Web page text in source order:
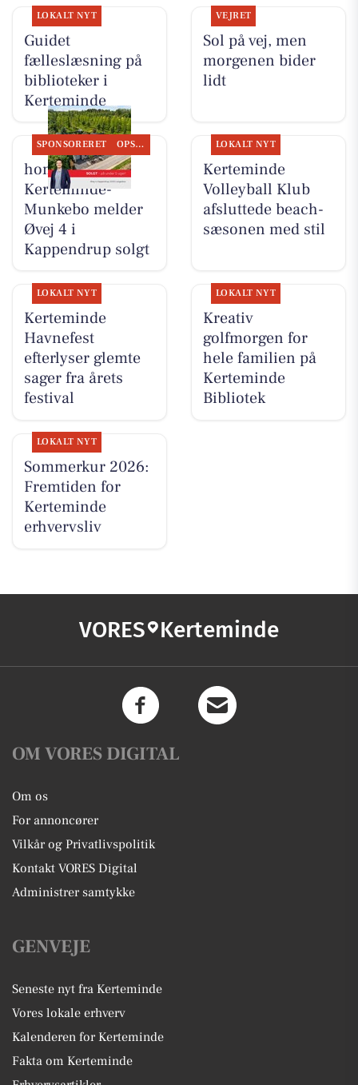
LOKALT NYT
Guidet
fælleslæsning på
biblioteker i
Kerteminde
VEJRET
Sol på vej, men
morgenen bider
lidt
SPONSORERET OPSLAGSTAVLEN
home
Kerteminde-
Munkebo melder
Øvej 4 i
Kappendrup solgt
LOKALT NYT
Kerteminde
Volleyball Klub
afsluttede beach-
sæsonen med stil
LOKALT NYT
Kerteminde
Havnefest
efterlyser glemte
sager fra årets
festival
LOKALT NYT
Kreativ
golfmorgen for
hele familien på
Kerteminde
Bibliotek
LOKALT NYT
Sommerkur 2026:
Fremtiden for
Kerteminde
erhvervsliv
VORES Kerteminde
OM VORES DIGITAL
Om os
For annoncører
Vilkår og Privatlivspolitik
Kontakt VORES Digital
Administrer samtykke
GENVEJE
Seneste nyt fra Kerteminde
Vores lokale erhverv
Kalenderen for Kerteminde
Fakta om Kerteminde